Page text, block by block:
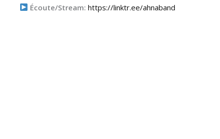
Écoute/Stream: https://linktr.ee/ahnaband